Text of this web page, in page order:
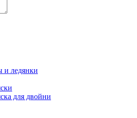
и ледянки
для двойни